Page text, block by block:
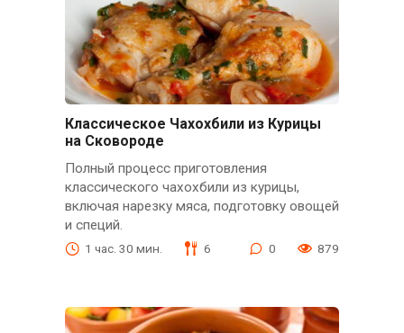
Классическое Чахохбили из Курицы
на Сковороде
Полный процесс приготовления
классического чахохбили из курицы,
включая нарезку мяса, подготовку овощей
и специй.
1 час. 30 мин. 6 0 879